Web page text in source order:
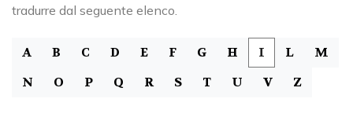
tradurre dal seguente elenco.
A B C D E F G H I L
M
N
O P Q R S T U V Z